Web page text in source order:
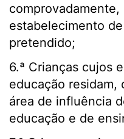
estabelecimento
pretendido;
6.ª Crianças cujos
educação residam,
área de influência
educação e de